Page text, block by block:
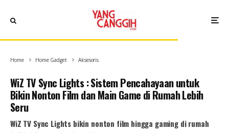
Home Home Gadget Aksesoris
WiZ TV Sync Lights : Sistem Pencahayaan untuk
Bikin Nonton Film dan Main Game di Rumah Lebih
Seru
WiZ TV Sync Lights bikin nonton film hingga gaming di rumah